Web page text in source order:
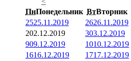
ПнПонедельник ВтВторник
2525.11.2019 2626.11.2019
202.12.2019 303.12.2019
909.12.2019 1010.12.2019
1616.12.2019 1717.12.2019